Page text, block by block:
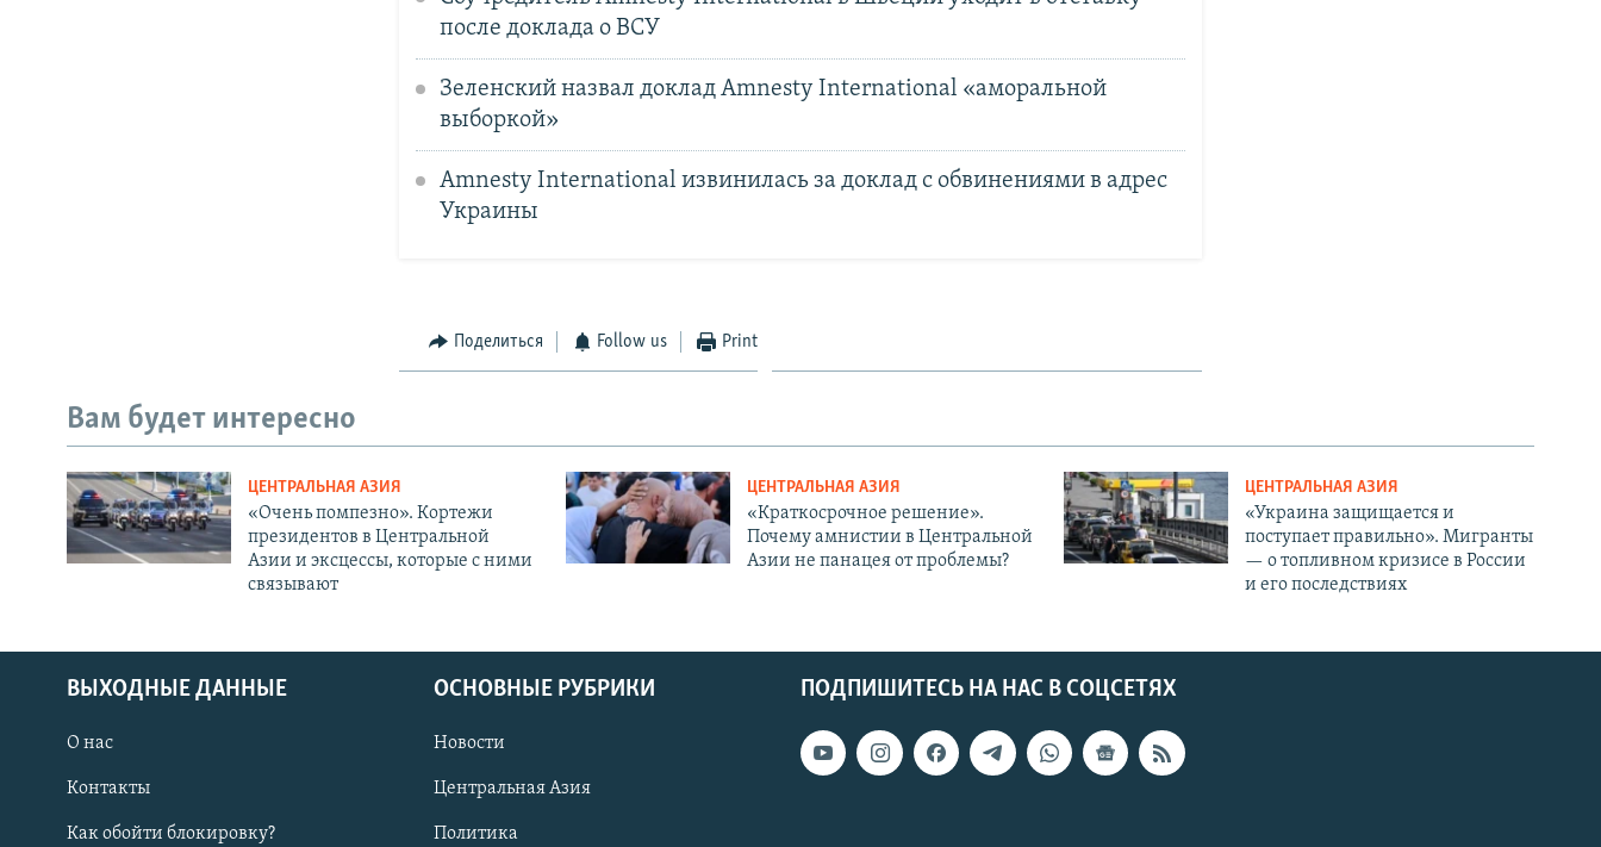
после доклада о ВСУ
Зеленский назвал доклад Amnesty International «аморальной
выборкой»
Amnesty International извинилась за доклад с обвинениями в адрес
Украины
Поделиться Follow us Print
Вам будет интересно
ЦЕНТРАЛЬНАЯ АЗИЯ
«Очень помпезно». Кортежи
президентов в Центральной
Азии и эксцессы, которые с ними
связывают
ЦЕНТРАЛЬНАЯ АЗИЯ
«Краткосрочное решение».
Почему амнистии в Центральной
Азии не панацея от проблемы?
ЦЕНТРАЛЬНАЯ АЗИЯ
«Украина защищается и
поступает правильно». Мигранты
— о топливном кризисе в России
и его последствиях
ПОДПИШИТЕСЬ НА НАС В СОЦСЕТЯХ
ВЫХОДНЫЕ ДАННЫЕ
О нас
Контакты
Как обойти блокировку?
ОСНОВНЫЕ РУБРИКИ
Новости
Центральная Азия
Политика